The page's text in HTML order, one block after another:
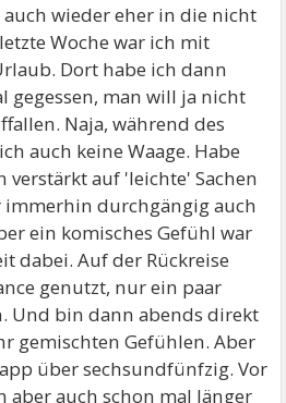
wieder eher in die nicht
Woche war ich mit
Dort habe ich dann
gegessen, man will ja nicht
Naja, während des
auch keine Waage. Habe
verstärkt auf 'leichte' Sachen
durchgängig auch
ein komisches Gefühl war
dabei. Auf der Rückreise
genutzt, nur ein paar
Und bin dann abends direkt
gemischten Gefühlen. Aber
über sechsundfünfzig. Vor
aber auch schon mal länger